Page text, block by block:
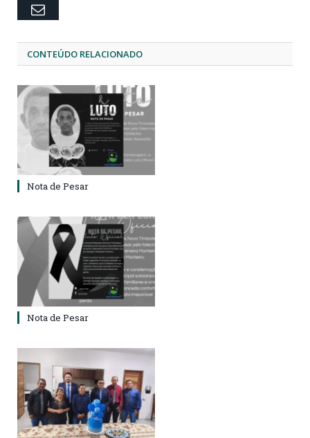
Email
CONTEÚDO RELACIONADO
Nota de Pesar
Nota de Pesar